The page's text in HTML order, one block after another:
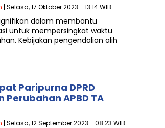
| Selasa, 17 Oktober 2023 - 13:14 WIB
dalam membantu
untuk mempersingkat waktu
Kebijakan pengendalian alih
Paripurna DPRD
APBD TA
| Selasa, 12 September 2023 - 08:23 WIB